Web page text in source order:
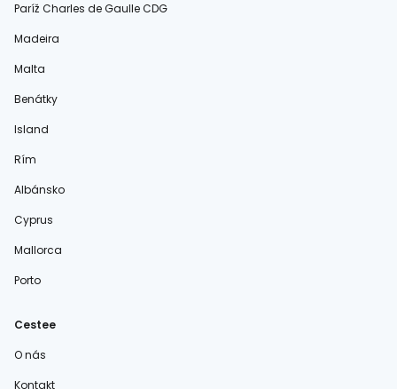
Paríž Charles de Gaulle CDG
Madeira
Malta
Benátky
Island
Rím
Albánsko
Cyprus
Mallorca
Porto
Cestee
O nás
Kontakt